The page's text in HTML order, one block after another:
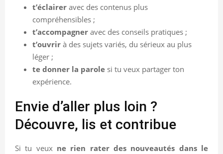
t’éclairer avec des contenus plus
compréhensibles ;
t’accompagner avec des conseils pratiques ;
t’ouvrir à des sujets variés, du sérieux au plus
léger ;
te donner la parole si tu veux partager ton
expérience.
Envie d’aller plus loin ?
Découvre, lis et contribue
Si tu veux ne rien rater des nouveautés dans le